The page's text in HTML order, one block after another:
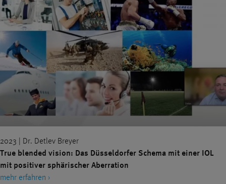
2023 | Dr. Detlev Breyer
True blended vision: Das Düsseldorfer Schema mit einer IOL
mit positiver sphärischer Aberration
mehr erfahren ›